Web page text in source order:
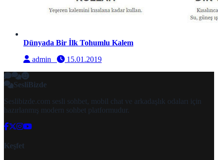
Dünyada Bir İlk Tohumlu Kalem
admin
15.01.2019
SesliBizde
Seslibizde.com sesli sohbet, mobil chat ve arkadaşlık odaları için
hazırlanmış modern sohbet platformudur.
Keşfet